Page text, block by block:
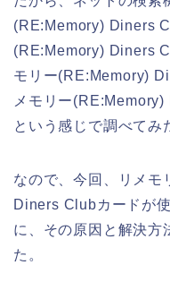
(RE:Memory) Diners
(RE:Memory) Diners
モリー(RE:Memory)
メモリー
という感じで調べてみ
なので、今回、リメ
Diners Clubカードが
に、その原因と解決方
た。